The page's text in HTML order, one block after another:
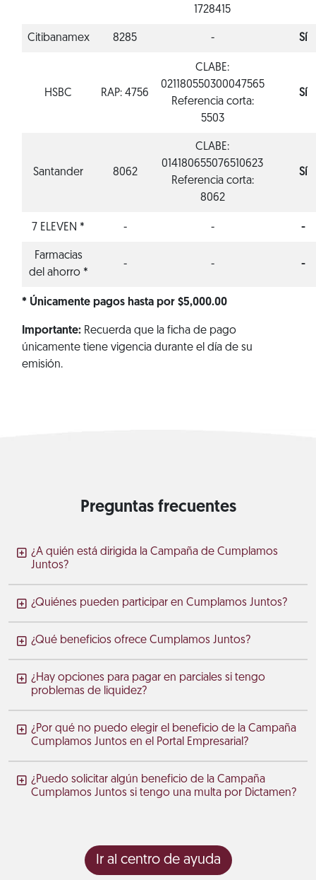
1728415
Citibanamex 8285 - Sí
HSBC RAP: 4756
CLABE:
021180550300047565
Referencia corta:
5503
Sí
Santander 8062
CLABE:
014180655076510623
Referencia corta:
8062
Sí
7 ELEVEN * - - -
Farmacias
del ahorro *
- - -
* Únicamente pagos hasta por $5,000.00
Importante:Recuerda que la ficha de pago
únicamente tiene vigencia durante el día de su
emisión.
Preguntas frecuentes
¿A quién está dirigida la Campaña de Cumplamos
Juntos?
¿Quiénes pueden participar en Cumplamos Juntos?
¿Qué beneficios ofrece Cumplamos Juntos?
¿Hay opciones para pagar en parciales si tengo
problemas de liquidez?
¿Por qué no puedo elegir el beneficio de la Campaña
Cumplamos Juntos en el Portal Empresarial?
¿Puedo solicitar algún beneficio de la Campaña
Cumplamos Juntos si tengo una multa por Dictamen?
Ir al centro de ayuda